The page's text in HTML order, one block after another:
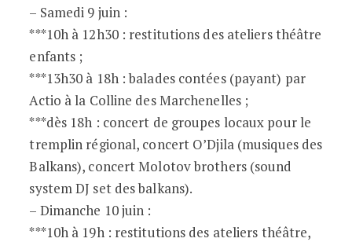
– Samedi 9 juin :
***10h à 12h30 : restitutions des ateliers théâtre
enfants ;
***13h30 à 18h : balades contées (payant) par
Actio à la Colline des Marchenelles ;
***dès 18h : concert de groupes locaux pour le
tremplin régional, concert O’Djila (musiques des
Balkans), concert Molotov brothers (sound
system DJ set des balkans).
– Dimanche 10 juin :
***10h à 19h : restitutions des ateliers théâtre,